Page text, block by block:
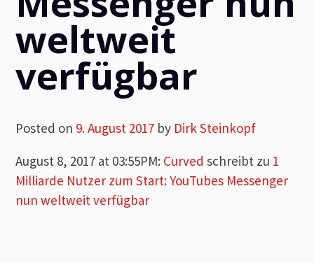
weltweit
verfügbar
Posted on 9. August 2017 by Dirk Steinkopf
August 8, 2017 at 03:55PM: Curved schreibt zu 1
Milliarde Nutzer zum Start: YouTubes Messenger
nun weltweit verfügbar